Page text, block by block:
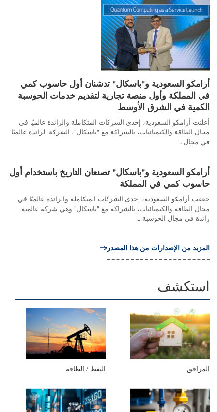
أرامكو السعودية و"باسكال" تدشنان أول حاسوب كمي
في المملكة وأول منصة تجارية لتقديم خدمات الحوسبة
الكمية في الشرق الأوسط
أعلنت أرامكو السعودية، إحدى الشركات المتكاملة والرائدة عالميًا في
مجال الطاقة والكيميائيات، بالشراكة مع "باسكال"، الشركة الرائدة عالميًا
في مجال...
أرامكو السعودية و"باسكال" تصنعان التاريخ باستخدام أول
حاسوب كمي في المملكة
حققت أرامكو السعودية، إحدى الشركات المتكاملة والرائدة عالميًا في
مجال الطاقة والكيميائيات، بالشراكة مع "باسكال" وهي شركة عالمية
رائدة في مجال الحوسبة ...
المزيد من الإصدارات من هذا المصدر
استكشف
المرافق النفط / الطاقة